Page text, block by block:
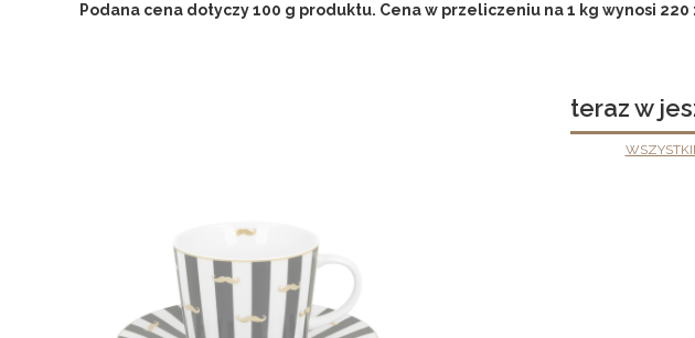
Podana cena dotyczy 100 g produktu. Cena w przeliczeniu na 1 kg wynosi 220
teraz w